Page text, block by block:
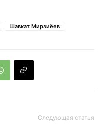
Шавкат Мирзиёев
Следующая статья